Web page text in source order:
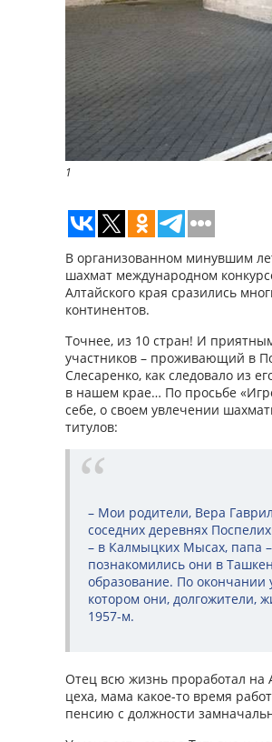
1
В организованном минувшим
шахмат международном
Алтайского края сразились
континентов.
Точнее, из 10 стран! И
участников – проживающий в
Слесаренко, как следовало из
в нашем крае… По просьбе
себе, о своем увлечении
титулов:
– Мои родители, Вера
соседних деревнях
– в Калмыцких Мысах, папа
познакомились они в
образование. По окончании
котором они, долгожители,
1957-м.
Отец всю жизнь проработал на
цеха, мама какое-то время
пенсию с должности